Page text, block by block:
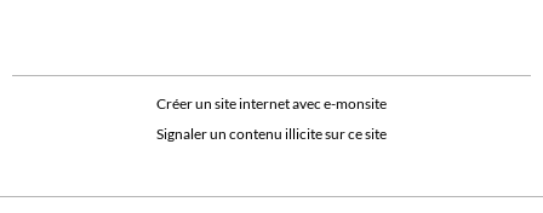
Créer un site internet avec e-monsite
Signaler un contenu illicite sur ce site